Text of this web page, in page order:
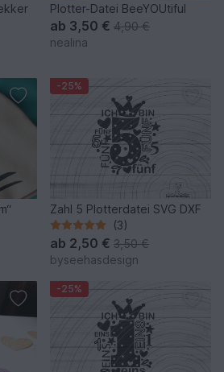
Plotter-Datei BeeYOUtiful
ab 3,50 € 4,90 €
nealina
-25%
Zahl 5 Plotterdatei SVG DXF
(3)
ab 2,50 € 3,50 €
byseehasdesign
-25%